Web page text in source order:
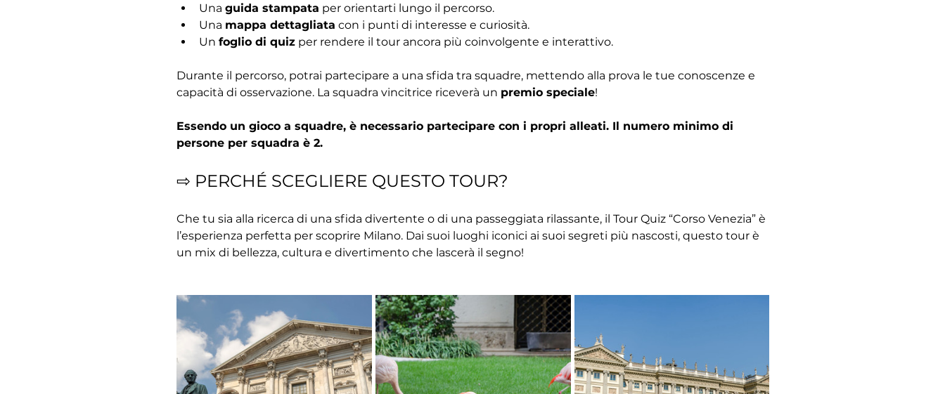
Una guida stampata per orientarti lungo il percorso.
Una mappa dettagliata con i punti di interesse e curiosità.
Un foglio di quiz per rendere il tour ancora più coinvolgente e interattivo.
Durante il percorso, potrai partecipare a una sfida tra squadre, mettendo alla prova le tue conoscenze e
capacità di osservazione. La squadra vincitrice riceverà un premio speciale!
Essendo un gioco a squadre, è necessario partecipare con i propri alleati. Il numero minimo di
persone per squadra è 2.
⇨ PERCHÉ SCEGLIERE QUESTO TOUR?
Che tu sia alla ricerca di una sfida divertente o di una passeggiata rilassante, il Tour Quiz “Corso Venezia” è
l’esperienza perfetta per scoprire Milano. Dai suoi luoghi iconici ai suoi segreti più nascosti, questo tour è
un mix di bellezza, cultura e divertimento che lascerà il segno!